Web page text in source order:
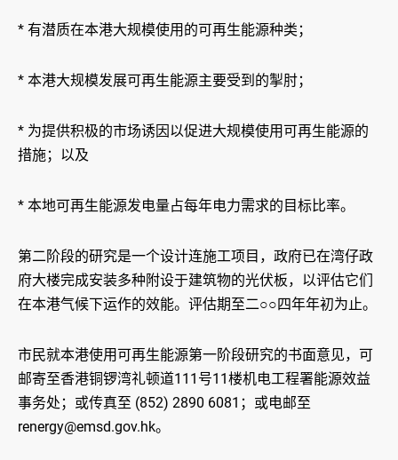
* 有潜质在本港大规模使用的可再生能源种类；
* 本港大规模发展可再生能源主要受到的掣肘；
* 为提供积极的市场诱因以促进大规模使用可再生能源的
措施；以及
* 本地可再生能源发电量占每年电力需求的目标比率。
第二阶段的研究是一个设计连施工项目，政府已在湾仔政
府大楼完成安装多种附设于建筑物的光伏板，以评估它们
在本港气候下运作的效能。评估期至二○○四年年初为止。
市民就本港使用可再生能源第一阶段研究的书面意见，可
邮寄至香港铜锣湾礼顿道111号11楼机电工程署能源效益
事务处；或传真至 (852) 2890 6081；或电邮至
renergy@emsd.gov.hk。